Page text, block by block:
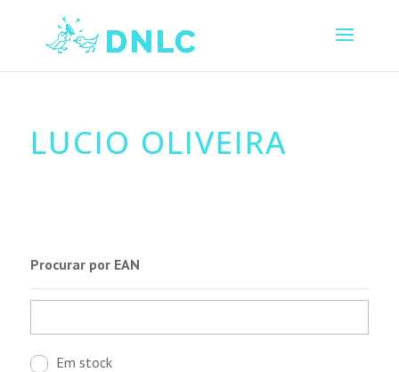
LUCIO OLIVEIRA
Procurar por EAN
Em stock